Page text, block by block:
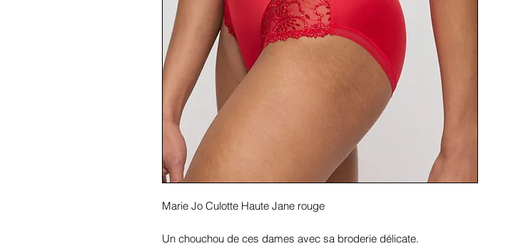
Marie Jo Culotte Haute Jane rouge
Un chouchou de ces dames avec sa broderie délicate.